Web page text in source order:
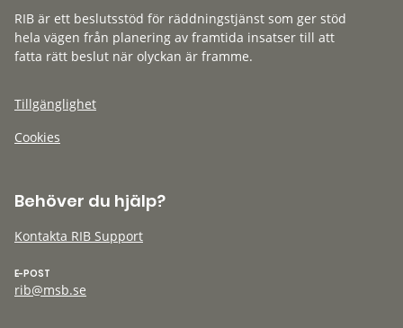
RIB är ett beslutsstöd för räddningstjänst som ger stöd
hela vägen från planering av framtida insatser till att
fatta rätt beslut när olyckan är framme.
Tillgänglighet
Cookies
Behöver du hjälp?
Kontakta RIB Support
E-POST
rib@msb.se